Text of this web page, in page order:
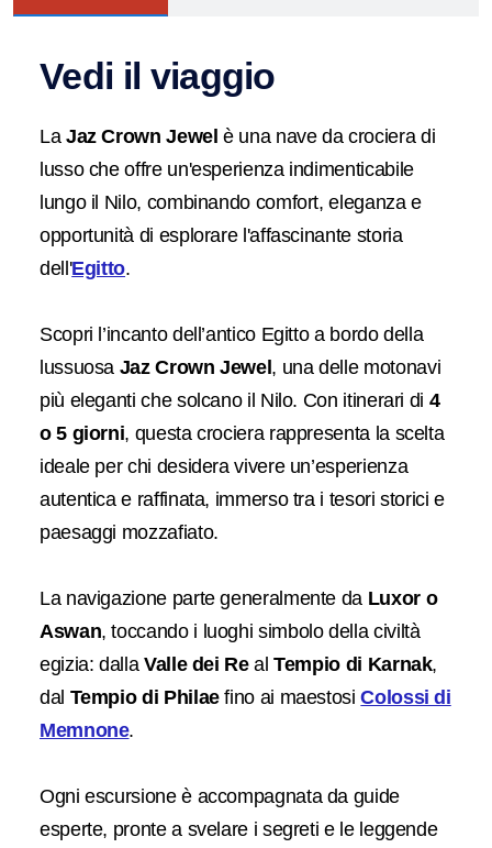
Vedi il viaggio
La Jaz Crown Jewel è una nave da crociera di
lusso che offre un'esperienza indimenticabile
lungo il Nilo, combinando comfort, eleganza e
opportunità di esplorare l'affascinante storia
dell'Egitto.
Scopri l’incanto dell’antico Egitto a bordo della
lussuosa Jaz Crown Jewel , una delle motonavi
più eleganti che solcano il Nilo. Con itinerari di 4
o 5 giorni, questa crociera rappresenta la scelta
ideale per chi desidera vivere un’esperienza
autentica e raffinata, immerso tra i tesori storici e
paesaggi mozzafiato.
La navigazione parte generalmente da Luxor o
Aswan, toccando i luoghi simbolo della civiltà
egizia: dalla Valle dei RealTempio di Karnak,
dal Tempio di Philaefino ai maestosiColossi di
Memnone.
Ogni escursione è accompagnata da guide
esperte, pronte a svelare i segreti e le leggende